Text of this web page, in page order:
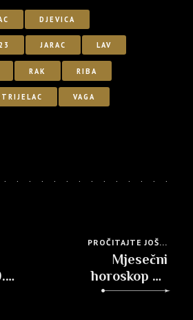
DJEVICA
JARAC LAV
RAK RIBA
VAGA
PROČITAJTE JOŠ...
Mjesečni
horoskop za
srpanj 2023.